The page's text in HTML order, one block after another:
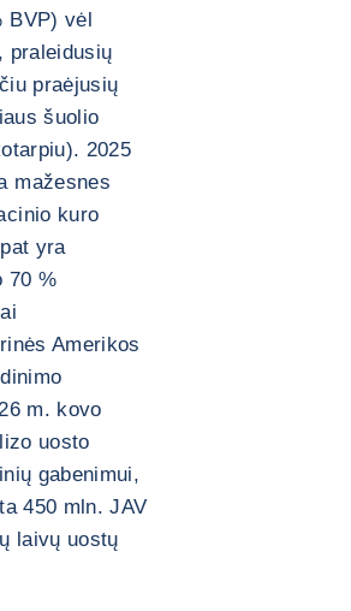
BVP) vėl
praleidusių
praėjusių
šuolio
2025
mažesnes
kuro
yra
70 %
Amerikos
m. kovo
uosto
gabenimui,
450 mln. JAV
laivų uostų